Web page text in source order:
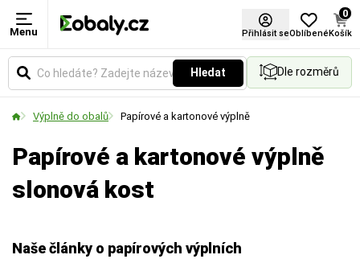
Menu Přihlásit seOblíbené
0
Košík
Hledat Dle rozměrů
Výplně do obalů Papírové a kartonové výplně
Papírové a kartonové výplně
slonová kost
Naše články o papírových výplních
Materiál
Zvolte typ materiálu podle požadované pevnosti,
Barva
Vyberte si barevné provedení obalů a balicích
Certifikace FSC®